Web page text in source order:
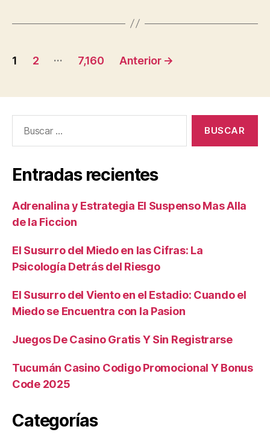
Paginación
entradas
1 2 … 7,160 Anterior →
Entradas recientes
Adrenalina y Estrategia El Suspenso Mas Alla
de la Ficcion
El Susurro del Miedo en las Cifras: La
Psicología Detrás del Riesgo
El Susurro del Viento en el Estadio: Cuando el
Miedo se Encuentra con la Pasion
Juegos De Casino Gratis Y Sin Registrarse
Tucumán Casino Codigo Promocional Y Bonus
Code 2025
Categorías